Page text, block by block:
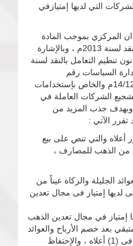
التي لديها إمتيازفي
المركزي بموجب المادة
(20) من لائحة تنظيم التعامل بالنقد لسنة 2013م ، وبالإشارة
والمادة (8) من قانون تنظيم التعامل بالنقد لسنة
إدارة السياسات رقم
(16/2016) الصادر بتاريخ 14/12/2016م والخاص بإستخدامات
الشركات العاملة في
وبهدف جذب المزيد من
تقرر الآتي :
أعلاه والتي تنص على بيع
من الذهب للمصارف ،
الجليلة والزكاة عيناً من
لديها إمتياز فى مجال تعدين
إمتياز في مجال تعدين الذهب
من المتبقي بعد خصم الأرباح والعوائد
الجليلة والزكاة المذكورة فى (1) أعلاه ، والإحتفاظ